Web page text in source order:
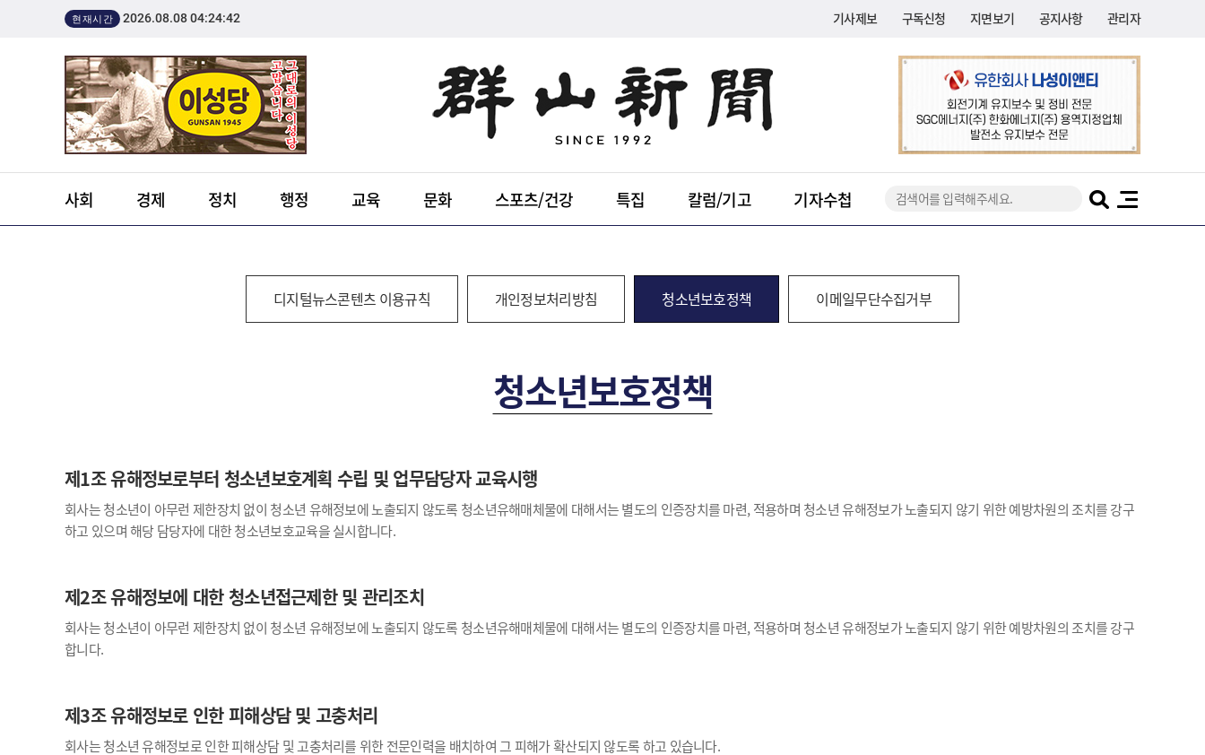
현재시간 2026.08.08 04:24:42 기사제보 구독신청 지면보기 공지사항 관리자
사회 경제 정치 행정 교육 문화 스포츠/건강 특집 칼럼/기고 기자수첩
디지털뉴스콘텐츠 이용규칙 개인정보처리방침 청소년보호정책 이메일무단수집거부
청소년보호정책
제1조 유해정보로부터 청소년보호계획 수립 및 업무담당자 교육시행
회사는 청소년이 아무런 제한장치 없이 청소년 유해정보에 노출되지 않도록 청소년유해매체물에 대해서는 별도의 인증장치를 마련, 적용하며 청소년 유해정보가 노출되지 않기 위한 예방차원의 조치를 강구
하고 있으며 해당 담당자에 대한 청소년보호교육을 실시합니다.
제2조 유해정보에 대한 청소년접근제한 및 관리조치
회사는 청소년이 아무런 제한장치 없이 청소년 유해정보에 노출되지 않도록 청소년유해매체물에 대해서는 별도의 인증장치를 마련, 적용하며 청소년 유해정보가 노출되지 않기 위한 예방차원의 조치를 강구
합니다.
제3조 유해정보로 인한 피해상담 및 고충처리
회사는 청소년 유해정보로 인한 피해상담 및 고충처리를 위한 전문인력을 배치하여 그 피해가 확산되지 않도록 하고 있습니다.